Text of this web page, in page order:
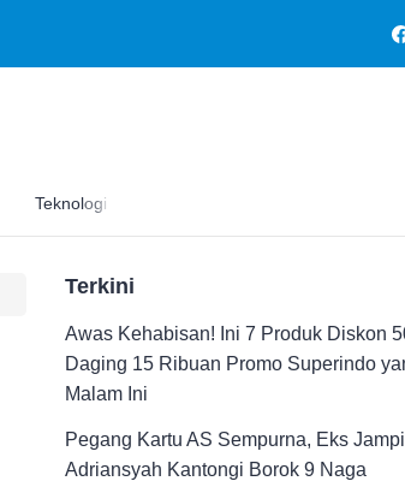
Teknologi
Terkini
Awas Kehabisan! Ini 7 Produk Diskon
Daging 15 Ribuan Promo Superindo
Malam Ini
Pegang Kartu AS Sempurna, Eks
Adriansyah Kantongi Borok 9 Naga